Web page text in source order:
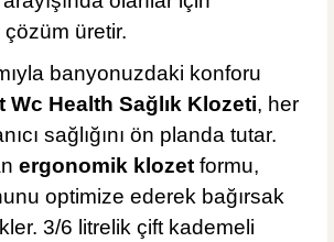
üretir.
banyonuzdaki konforu
Wc Health Sağlık Klozeti, her
sağlığını ön planda tutar.
ergonomik klozet formu,
optimize ederek bağırsak
3/6 litrelik çift kademeli